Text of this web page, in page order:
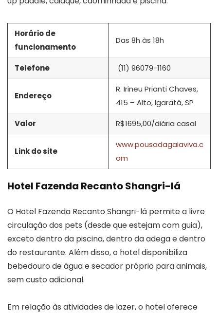
Horário de
funcionamento
Das 8h às 18h
Telefone (11) 96079-1160
Endereço
R. Irineu Prianti Chaves,
415 – Alto, Igaratá, SP
Valor R$1695,00/diária casal
Link do site
www.pousadagaiaviva.c
om
Hotel Fazenda Recanto Shangri-lá
O Hotel Fazenda Recanto Shangri-lá permite a livre
circulação dos pets (desde que estejam com guia),
exceto dentro da piscina, dentro da adega e dentro
do restaurante. Além disso, o hotel disponibiliza
bebedouro de água e secador próprio para animais,
sem custo adicional.
Em relação às atividades de lazer, o hotel oferece